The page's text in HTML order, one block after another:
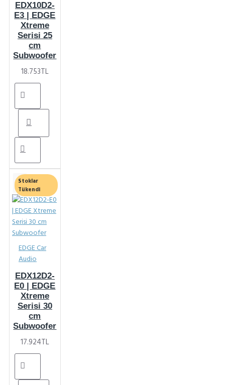
EDX10D2-
E3 | EDGE
Xtreme
Serisi 25
cm
Subwoofer
18.753TL
Stoklar
Tükendi
EDGE Car
Audio
EDX12D2-
E0 | EDGE
Xtreme
Serisi 30
cm
Subwoofer
17.924TL